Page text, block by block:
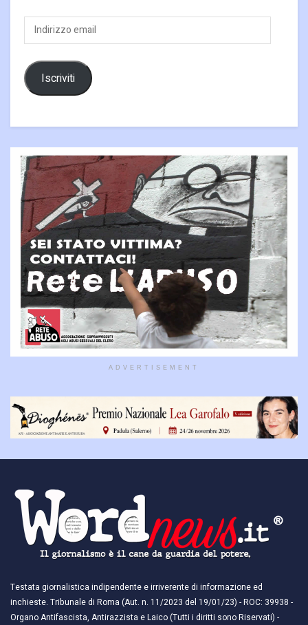
Indirizzo
email
Iscriviti
ADVERTISEMENT
Testata giornalistica indipendente e irriverente di informazione ed
inchieste. Tribunale di Roma (Aut. n. 11/2023 del 19/01/23) - ROC: 39938 -
Organo Antifascista, Antirazzista e Laico (Tutti i diritti sono Riservati) -